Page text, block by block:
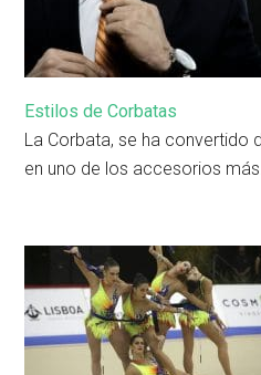
Estilos de Corbatas
La Corbata, se ha convertido
en uno de los accesorios más…